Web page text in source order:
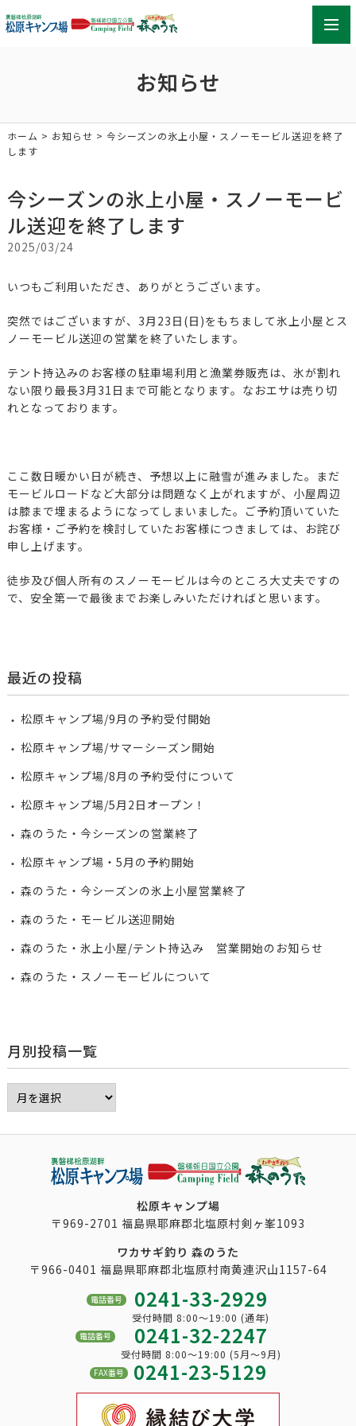
お知らせ
ホーム > お知らせ > 今シーズンの氷上小屋・スノーモービル送迎を終了
します
今シーズンの氷上小屋・スノーモービ
ル送迎を終了します
2025/03/24
いつもご利用いただき、ありがとうございます。
突然ではございますが、3月23日(日)をもちまして氷上小屋とス
ノーモービル送迎の営業を終了いたします。
テント持込みのお客様の駐車場利用と漁業券販売は、氷が割れ
ない限り最長3月31日まで可能となります。なおエサは売り切
れとなっております。
ここ数日暖かい日が続き、予想以上に融雪が進みました。まだ
モービルロードなど大部分は問題なく上がれますが、小屋周辺
は膝まで埋まるようになってしまいました。ご予約頂いていた
お客様・ご予約を検討していたお客様につきましては、お詫び
申し上げます。
徒歩及び個人所有のスノーモービルは今のところ大丈夫ですの
で、安全第一で最後までお楽しみいただければと思います。
最近の投稿
松原キャンプ場/9月の予約受付開始
松原キャンプ場/サマーシーズン開始
松原キャンプ場/8月の予約受付について
松原キャンプ場/5月2日オープン！
森のうた・今シーズンの営業終了
松原キャンプ場・5月の予約開始
森のうた・今シーズンの氷上小屋営業終了
森のうた・モービル送迎開始
森のうた・氷上小屋/テント持込み 営業開始のお知らせ
森のうた・スノーモービルについて
月別投稿一覧
松原キャンプ場
〒969-2701 福島県耶麻郡北塩原村剣ヶ峯1093
ワカサギ釣り 森のうた
〒966-0401 福島県耶麻郡北塩原村南黄連沢山1157-64
電話番号 0241-33-2929
受付時間 8:00～19:00 (通年)
電話番号 0241-32-2247
受付時間 8:00～19:00 (5月～9月)
FAX番号 0241-23-5129